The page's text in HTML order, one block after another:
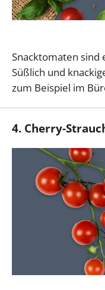
Snacktomaten sind
Süßlich und
zum Beispiel im
4. Cherry-